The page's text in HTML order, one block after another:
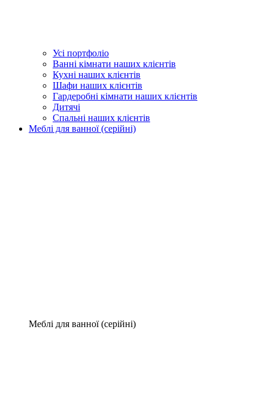
Усі портфоліо
Ванні кімнати наших клієнтів
Кухні наших клієнтів
Шафи наших клієнтів
Гардеробні кімнати наших клієнтів
Дитячі
Спальні наших клієнтів
Меблі для ванної (серійні)
Меблі для ванної (серійні)